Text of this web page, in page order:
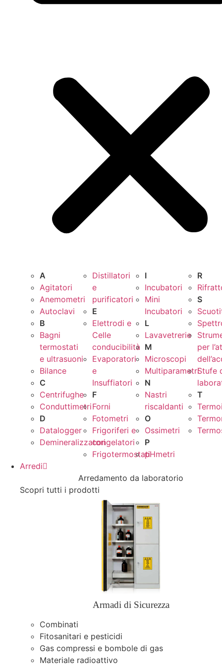
A
Agitatori
Anemometri
Autoclavi
B
Bagni
termostati
e ultrasuoni
Bilance
C
Centrifughe
Conduttimetri
D
Datalogger
Demineralizzatori
Distillatori
e
purificatori
E
Elettrodi e
Celle
conducibilità
Evaporatori
e
Insuffiatori
F
Forni
Fotometri
Frigoriferi e
congelatori
Frigotermostati
I
Incubatori
Mini
Incubatori
L
Lavavetrerie
M
Microscopi
Multiparametri
N
Nastri
riscaldanti
O
Ossimetri
P
pHmetri
R
S
per
Stufe
T
Arredi
Arredamento da laboratorio
Scopri tutti i prodotti
Armadi di Sicurezza
Combinati
Fitosanitari e pesticidi
Gas compressi e bombole di gas
Materiale radioattivo